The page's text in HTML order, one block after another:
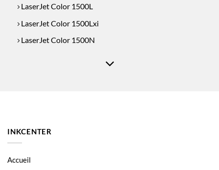
LaserJet Color 1500L
LaserJet Color 1500Lxi
LaserJet Color 1500N
LaserJet Color 2500LSE
LaserJet Color 2500N
INKCENTER
Accueil